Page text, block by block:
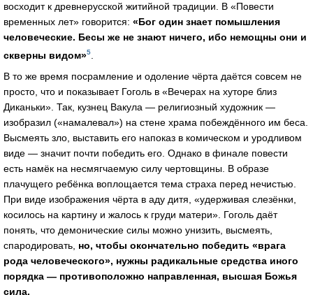
восходит к древнерусской житийной традиции. В «Повести
временных лет» говорится: «Бог один знает помышления
человеческие. Бесы же не знают ничего, ибо немощны они и
скверны видом»5
В то же время посрамление и одоление чёрта даётся совсем не
просто, что и показывает Гоголь в «Вечерах на хуторе близ
Диканьки». Так, кузнец Вакула — религиозный художник —
изобразил («намалевал») на стене храма побеждённого им беса.
Высмеять зло, выставить его напоказ в комическом и уродливом
виде — значит почти победить его. Однако в финале повести
есть намёк на несмягчаемую силу чертовщины. В образе
плачущего ребёнка воплощается тема страха перед нечистью.
При виде изображения чёрта в аду дитя, «удерживая слезёнки,
косилось на картину и жалось к груди матери». Гоголь даёт
понять, что демонические силы можно унизить, высмеять,
спародировать, но, чтобы окончательно победить «врага
рода человеческого», нужны радикальные средства иного
порядка — противоположно направленная, высшая Божья
сила.